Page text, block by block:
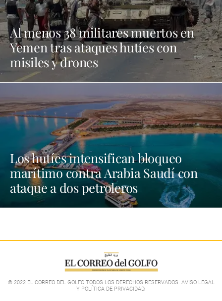
Al menos 38 militares muertos en
Yemen tras ataques hutíes con
misiles y drones
Los hutíes intensifican bloqueo
marítimo contra Arabia Saudí con
ataque a dos petroleros
© 2022 EL CORREO DEL GOLFO TODOS LOS DERECHOS RESERVADOS. AVISO LEGAL
Y POLÍTICA DE PRIVACIDAD.